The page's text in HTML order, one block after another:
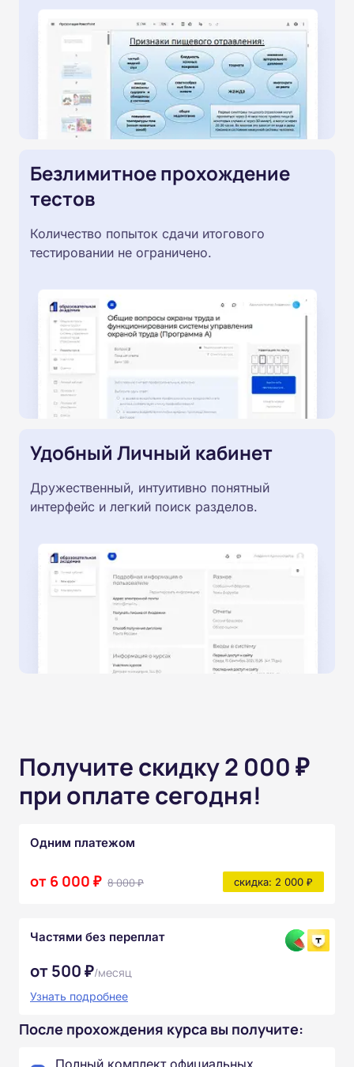
Безлимитное прохождение
тестов
Количество попыток сдачи итогового
тестировании не ограничено.
Удобный Личный кабинет
Дружественный, интуитивно понятный
интерфейс и легкий поиск разделов.
Получите скидку 2 000 ₽
при оплате сегодня!
Одним платежом
от 6 000 ₽ 8 000 ₽ скидка: 2 000 ₽
Частями без переплат
от 500 ₽/месяц
Узнать подробнее
После прохождения курса вы получите: